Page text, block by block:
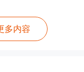
多内容